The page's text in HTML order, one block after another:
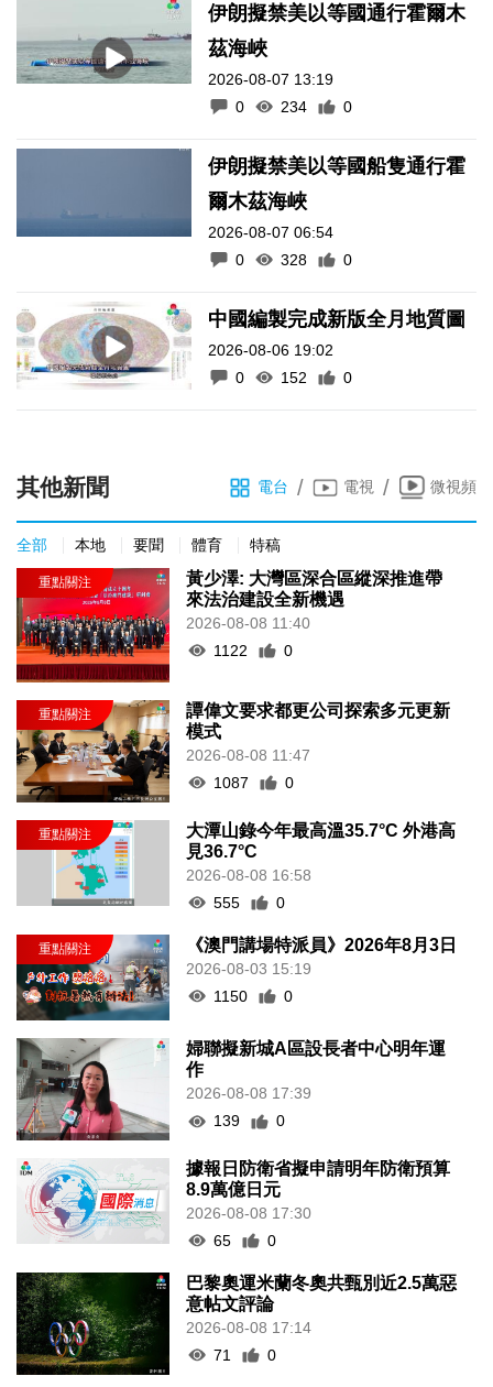
伊朗擬禁美以等國通行霍爾木
茲海峽
2026-08-07 13:19
0
234 0
伊朗擬禁美以等國船隻通行霍
爾木茲海峽
2026-08-07 06:54
0
328 0
中國編製完成新版全月地質圖
2026-08-06 19:02
0
152 0
其他新聞 電台 / 電視 / 微視頻
全部 本地 要聞 體育 特稿
黃少澤: 大灣區深合區縱深推進帶
來法治建設全新機遇
2026-08-08 11:40
1122
0
譚偉文要求都更公司探索多元更新
模式
2026-08-08 11:47
1087
0
大潭山錄今年最高溫35.7°C 外港高
見36.7°C
2026-08-08 16:58
555
0
《澳門講場特派員》2026年8月3日
2026-08-03 15:19
1150
0
婦聯擬新城A區設長者中心明年運
作
2026-08-08 17:39
139
0
據報日防衛省擬申請明年防衛預算
8.9萬億日元
2026-08-08 17:30
65
0
巴黎奧運米蘭冬奧共甄別近2.5萬惡
意帖文評論
2026-08-08 17:14
71
0